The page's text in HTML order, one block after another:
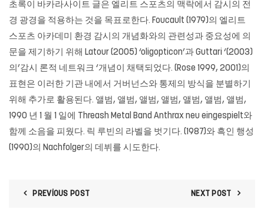
초록이 바카라사이트 글은 엘리트 스포츠의 맥락에서 감시의 전
경 광경을 적용하는 것을 목표로한다. Foucault (1979)의 엘리트
스포츠 아카데미 환경 감시의 개념화와의 관련성과 중요성에 의
문을 제기하기 위해 Latour (2005) ‘oligopticon’과 Guttari ‘(2003)
의’감시 론적 네트워크 ‘개념이 채택되었다. (Rose 1999, 2001)의
표현은 이러한 기관 내에서 거버넌스와 통제의 방식을 분별하기
위해 추가로 활용된다. 앨범, 앨범, 앨범, 앨범, 앨범, 앨범, 앨범,
1990 년 1 월 1 일에 Threash Metal Band Anthrax neu eingespielt와
함께 소음을 피웠다. 릭 루빈의 라벨을 벗기다. (1987)와 흑인 행성
(1990)의 Nachfolger의 데뷔를 시도한다.
PREVIOUS POST NEXT POST